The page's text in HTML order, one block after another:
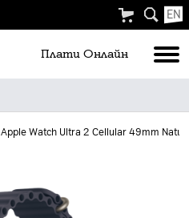
EN
Плати Oнлайн
Apple Watch Ultra 2 Cellular 49mm